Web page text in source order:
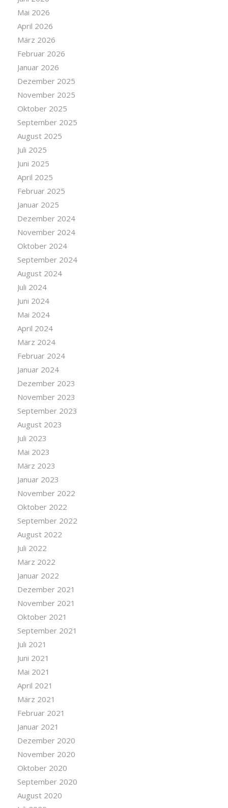
Mai 2026
April 2026
März 2026
Februar 2026
Januar 2026
Dezember 2025
November 2025
Oktober 2025
September 2025
August 2025
Juli 2025
Juni 2025
April 2025
Februar 2025
Januar 2025
Dezember 2024
November 2024
Oktober 2024
September 2024
August 2024
Juli 2024
Juni 2024
Mai 2024
April 2024
März 2024
Februar 2024
Januar 2024
Dezember 2023
November 2023
September 2023
August 2023
Juli 2023
Mai 2023
März 2023
Januar 2023
November 2022
Oktober 2022
September 2022
August 2022
Juli 2022
März 2022
Januar 2022
Dezember 2021
November 2021
Oktober 2021
September 2021
Juli 2021
Juni 2021
Mai 2021
April 2021
März 2021
Februar 2021
Januar 2021
Dezember 2020
November 2020
Oktober 2020
September 2020
August 2020